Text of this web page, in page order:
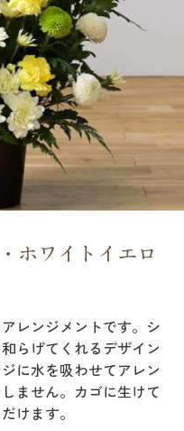
ホワイトイエロ
レンジメントです。シ
らげてくれるデザイン
に水を吸わせてアレン
ません。カゴに生けて
けます。